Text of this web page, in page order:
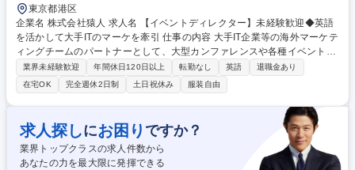
東京都港区
企業名 株式会社猿人 求人名 【イベントディレクター】未経験歓迎◆英語
を活かして大手ITのマーケを牽引 仕事の内容 大手IT企業等の海外マーケテ
ィングチームのパートナーとして、大型カンファレンスや各種イベント、
Web広告など幅広い施策の企画・進行を担います。 【具体的には】 ■イベ
ントを中心としたマーケティング施策の企画・プレゼン ■海外マーケチー
ムとの英語を用いた折衝・要件定義 ■協力会社（制作・施工等）の選定お
よびスケジュール・品質管理 ■納品物、コスト管理および開催後の振り返
り 【手がけるイベント例】大型カンファレンス、展示会ブース、スポーツ
のホスピタリティイベント等。 募集職種 【イベントディレクター】未経
験歓迎◆英語を活かして大手ITのマーケを牽引
業界未経験歓迎 年間休日120日以上 転勤なし 英語
退職金あり
在宅OK
完全週休2日制 土日祝休み 服装自由
求人探しにお困り ですか？
業界トップクラスの求人件数から
あなたの力を最大限に発揮できる